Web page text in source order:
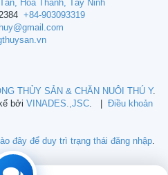
Hoà Thành, Tây Ninh
+84-903093319
THỦY SẢN & CHĂN NUÔI THÚ Y.
bởi VINADES.,JSC
Điều khoản
đây để duy trì trạng thái đăng nhập